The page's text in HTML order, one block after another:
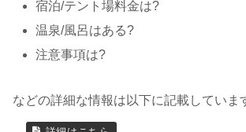
宿泊/テント場料金は?
温泉/風呂はある?
注意事項は?
などの詳細な情報は以下に記載していま